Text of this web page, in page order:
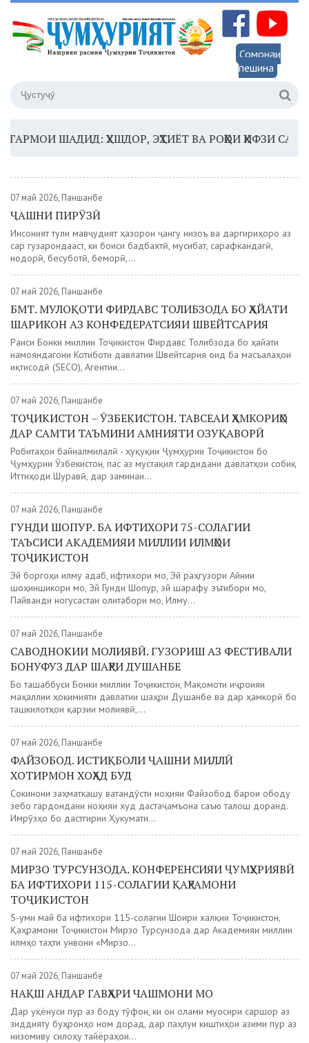
Сомонаи
пешина
ШАДИД: ҲУШДОР, ЭҲТИЁТ ВА РОҲҲОИ ҲИФЗИ
07 май 2026, Панҷшанбе
ҶАШНИ ПИРӮЗӢ
Инсоният тули мавҷудият ҳазорон ҷангу низоъ ва даргириҳоро аз
сар гузарондааст, ки боиси бадбахтӣ, мусибат, сарафкандагӣ,
нодорӣ, бесуботӣ, беморӣ,...
07 май 2026, Панҷшанбе
БМТ. МУЛОҚОТИ ФИРДАВС ТОЛИБЗОДА БО ҲАЙАТИ
ШАРИКОН АЗ КОНФЕДЕРАТСИЯИ ШВЕЙТСАРИЯ
Раиси Бонки миллии Тоҷикистон Фирдавс Толибзода бо ҳайати
намояндагони Котиботи давлатии Швейтсария оид ба масъалаҳои
иқтисодӣ (SECO), Агентии...
07 май 2026, Панҷшанбе
ТОҶИКИСТОН – ӮЗБЕКИСТОН. ТАВСЕАИ ҲАМКОРИҲО
ДАР САМТИ ТАЪМИНИ АМНИЯТИ ОЗУҚАВОРӢ
Робитаҳои байналмилалӣ - ҳуқуқии Ҷумҳурии Тоҷикистон бо
Ҷумҳурии Ӯзбекистон, пас аз мустақил гардидани давлатҳои собиқ
Иттиҳоди Шуравӣ, дар заминаи...
07 май 2026, Панҷшанбе
ГУНДИ ШОПУР. БА ИФТИХОРИ 75-СОЛАГИИ
ТАЪСИСИ АКАДЕМИЯИ МИЛЛИИ ИЛМҲОИ
ТОҶИКИСТОН
Эй боргоҳи илму адаб, ифтихори мо, Эй раҳгузори Айнии
шоҳиншикори мо, Эй Гунди Шопур, эй шарафу эътибори мо,
Пайванди ногусастаи олитабори мо, Илму...
07 май 2026, Панҷшанбе
САВОДНОКИИ МОЛИЯВӢ. ГУЗОРИШ АЗ ФЕСТИВАЛИ
БОНУФУЗ ДАР ШАҲРИ ДУШАНБЕ
Бо ташаббуси Бонки миллии Тоҷикистон, Мақомоти иҷроияи
маҳаллии ҳокимияти давлатии шаҳри Душанбе ва дар ҳамкорӣ бо
ташкилотҳои қарзии молиявӣ,...
07 май 2026, Панҷшанбе
ФАЙЗОБОД. ИСТИҚБОЛИ ҶАШНИ МИЛЛӢ
ХОТИРМОН ХОҲАД БУД
Сокинони заҳматкашу ватандӯсти ноҳияи Файзобод барои ободу
зебо гардондани ноҳияи худ дастаҷамъона саъю талош доранд.
Имрӯзҳо бо дастгирии Ҳукумати...
07 май 2026, Панҷшанбе
МИРЗО ТУРСУНЗОДА. КОНФЕРЕНСИЯИ ҶУМҲУРИЯВӢ
БА ИФТИХОРИ 115-СОЛАГИИ ҚАҲРАМОНИ
ТОҶИКИСТОН
5-уми май ба ифтихори 115-солагии Шоири халқии Тоҷикистон,
Қаҳрамони Тоҷикистон Мирзо Турсунзода дар Академияи миллии
илмҳо таҳти унвони «Мирзо...
07 май 2026, Панҷшанбе
НАҚШ АНДАР ГАВҲАРИ ЧАШМОНИ МО
Дар уқёнуси пур аз боду тӯфон, ки он олами муосири саршор аз
зиддияту буҳронҳо ном дорад, дар паҳлуи киштиҳои азими пур аз
низомиву силоҳу тайёраҳои...